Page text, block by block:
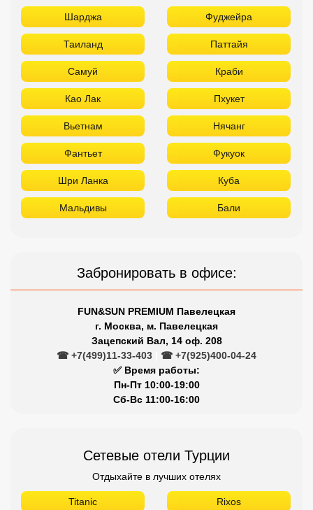
Шарджа Фуджейра
Таиланд Паттайя
Самуй Краби
Као Лак Пхукет
Вьетнам Нячанг
Фантьет Фукуок
Шри Ланка Куба
Мальдивы Бали
Забронировать в офисе:
FUN&SUN PREMIUM Павелецкая
г. Москва, м. Павелецкая
Зацепский Вал, 14 оф. 208
☎ +7(499)11-33-403
☎ +7(925)400-04-24
✅ Время работы:
Пн-Пт 10:00-19:00
Сб-Вс 11:00-16:00
Сетевые отели Турции
Отдыхайте в лучших отелях
Titanic Rixos